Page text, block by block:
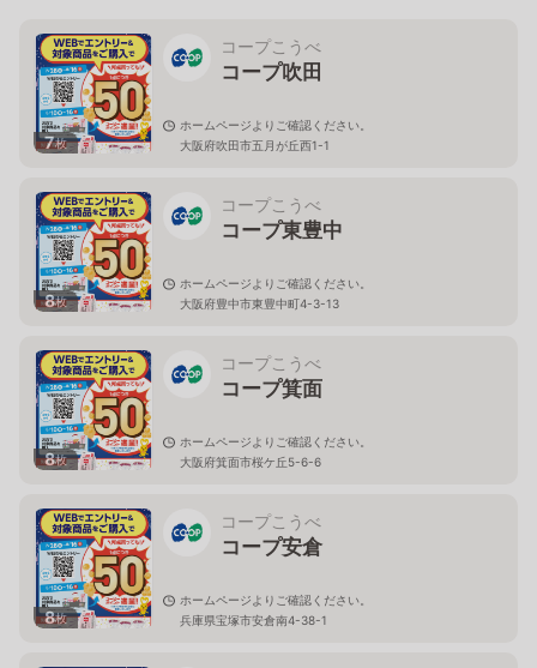
7枚
コープこうべ
コープ吹田
ホームページよりご確認ください。
大阪府吹田市五月が丘西1-1
8枚
コープこうべ
コープ東豊中
ホームページよりご確認ください。
大阪府豊中市東豊中町4-3-13
8枚
コープこうべ
コープ箕面
ホームページよりご確認ください。
大阪府箕面市桜ケ丘5-6-6
8枚
コープこうべ
コープ安倉
ホームページよりご確認ください。
兵庫県宝塚市安倉南4-38-1